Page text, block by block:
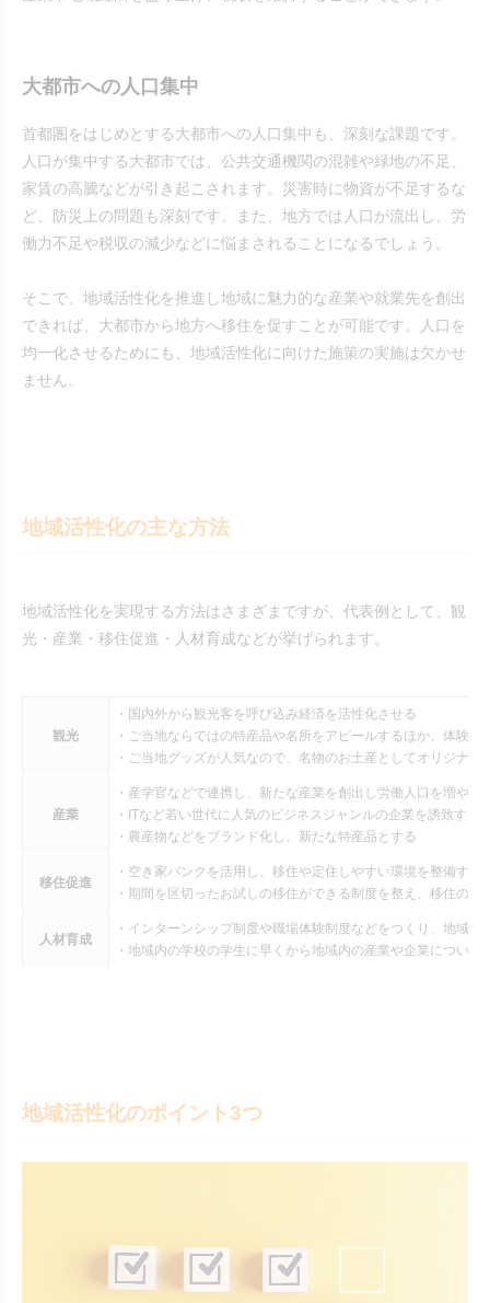
大都市への人口集中
首都圏をはじめとする大都市への人口集中も、深刻な課題です。
人口が集中する大都市では、公共交通機関の混雑や緑地の不足、
家賃の高騰などが引き起こされます。災害時に物資が不足するな
ど、防災上の問題も深刻です。また、地方では人口が流出し、労
働力不足や税収の減少などに悩まされることになるでしょう。
そこで、地域活性化を推進し地域に魅力的な産業や就業先を創出
できれば、大都市から地方へ移住を促すことが可能です。人口を
均一化させるためにも、地域活性化に向けた施策の実施は欠かせ
ません。
地域活性化の主な方法
地域活性化を実現する方法はさまざまですが、代表例として、観
光・産業・移住促進・人材育成などが挙げられます。
観光
・国内外から観光客を呼び込み経済を活性化させる
・ご当地ならではの特産品や名所をアピールするほか、体験
・ご当地グッズが人気なので、名物のお土産としてオリジナ
産業
・産学官などで連携し、新たな産業を創出し労働人口を増やす
・ITなど若い世代に人気のビジネスジャンルの企業を誘致する
・農産物などをブランド化し、新たな特産品とする
移住促進
・空き家バンクを活用し、移住や定住しやすい環境を整備する
・期間を区切ったお試しの移住ができる制度を整え、移住のハ
人材育成
・インターンシップ制度や職場体験制度などをつくり、地域外
・地域内の学校の学生に早くから地域内の産業や企業につい
地域活性化のポイント3つ